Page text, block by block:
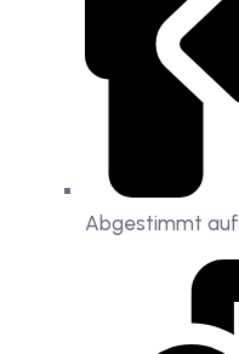
Abgestimmt auf